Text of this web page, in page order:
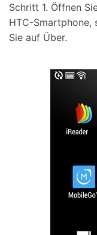
Schritt 1. Öffnen
HTC-Smartphone,
Sie auf Über.